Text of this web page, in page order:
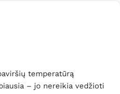
temperatūrą
– jo nereikia vedžioti